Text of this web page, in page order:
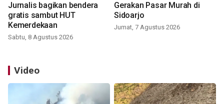
Jurnalis bagikan bendera
gratis sambut HUT
Kemerdekaan
Sabtu, 8 Agustus 2026
Gerakan Pasar Murah di
Sidoarjo
Jumat, 7 Agustus 2026
Video